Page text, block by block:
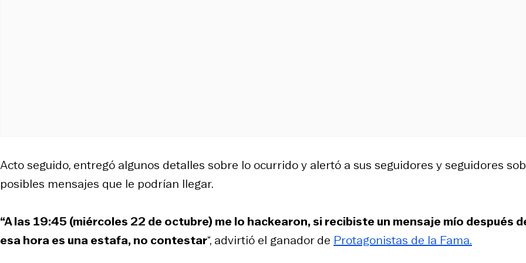
Acto seguido, entregó algunos detalles sobre lo ocurrido y alertó a sus seguidores y seguidores
posibles mensajes que le podrían llegar.
“A las 19:45 (miércoles 22 de octubre) me lo hackearon, si recibiste un mensaje mío después
esa hora es una estafa, no contestar“, advirtió el ganador de Protagonistas de la Fama.